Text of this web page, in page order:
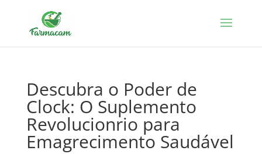
Descubra o Poder de
Clock: O Suplemento
Revolucionrio para
Emagrecimento Saudável